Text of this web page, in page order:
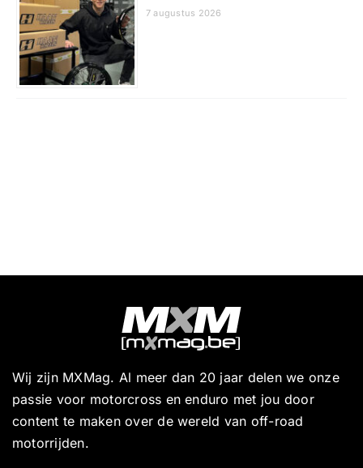
7 augustus 2026
Wij zijn MXMag. Al meer dan 20 jaar delen we onze
passie voor motorcross en enduro met jou door
content te maken over de wereld van off-road
motorrijden.